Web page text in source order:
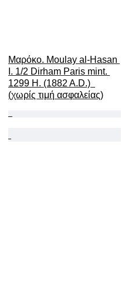
Μαρόκο. Moulay al-Hasan
I. 1/2 Dirham Paris mint.
1299 H. (1882 A.D.)
(χωρίς τιμή ασφαλείας)